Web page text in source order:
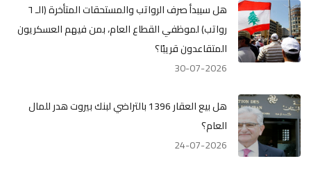
هل سيبدأ صرف الرواتب والمستحقات المتأخرة (الـ ٦
رواتب) لموظفي القطاع العام، بمن فيهم العسكريون
المتقاعدون قريبًا؟
30-07-2026
هل بيع العقار 1396 بالتراضي لبنك بيروت هدر للمال
العام؟
24-07-2026